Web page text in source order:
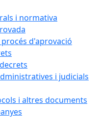
i normativa
d'aprovació
i judicials
i altres documents